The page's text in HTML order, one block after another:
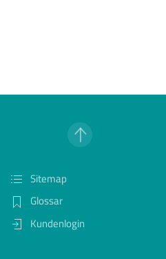
Sitemap
Glossar
Kundenlogin